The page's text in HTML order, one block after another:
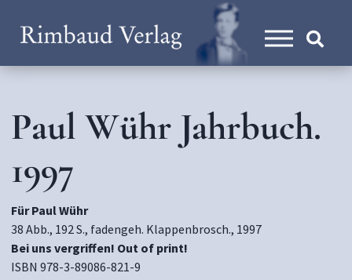
Paul Wühr Jahrbuch.
1997
Für Paul Wühr
38 Abb., 192 S., fadengeh. Klappenbrosch., 1997
Bei uns vergriffen! Out of print!
ISBN 978-3-89086-821-9